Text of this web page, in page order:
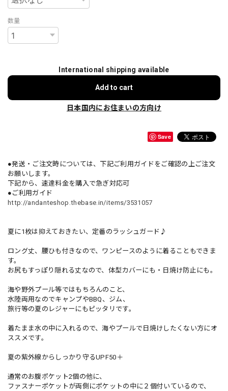
数量
International shipping available
Add to cart
日本国内にお住まいの方向け
Save
●発送・ご注文時については、下記ご利用ガイドをご確認の上ご注文
お願いします。
下記から、速達料金を購入で急ぎ対応可
●ご利用ガイド
http://andanteshop.thebase.in/items/3531057
夏に1枚は抑えておきたい、定番のラッシュガード♪
ロング丈、腰ひも付きなので、ワンピースのように着ることもできま
す。
お尻もすっぽり隠れる丈なので、体型カバーにも・日焼け防止にも。
海や野外プール等ではもちろんのこと、
水陸両用なのでキャンプやBBQ、ジム、
旅行等の夏のレジャーにもピッタリです。
着たまま水の中に入れるので、海やプールで日焼けしたくない方にオ
ススメです。
夏の紫外線からしっかり守るUPF50＋
通常のお腹ポケット2個の他に、
ファスナーポケットが両側にポケットの中に２個付いているので、